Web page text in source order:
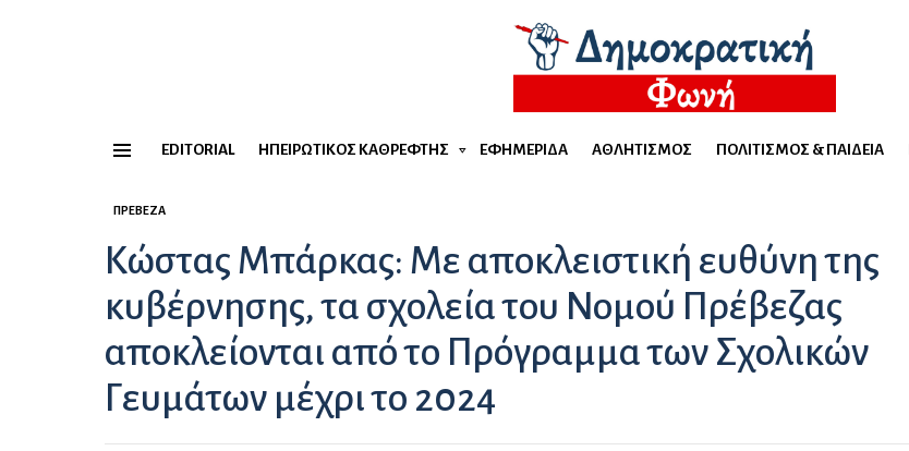
EDITORIAL ΗΠΕΙΡΏΤΙΚΟΣ ΚΑΘΡΈΦΤΗΣ ΕΦΗΜΕΡΊΔΑ ΑΘΛΗΤΙΣΜΌΣ ΠΟΛΙΤΙΣΜΌΣ & ΠΑΙΔΕΊΑ
ΠΡΈΒΕΖΑ
Κώστας Μπάρκας: Με αποκλειστική ευθύνη της
κυβέρνησης, τα σχολεία του Νομού Πρέβεζας
αποκλείονται από το Πρόγραμμα των Σχολικών
Γευμάτων μέχρι το 2024